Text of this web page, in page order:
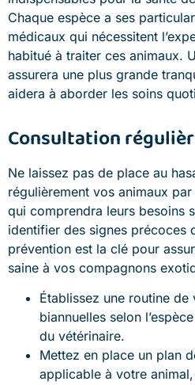
Chaque espèce a ses
médicaux qui nécessitent
habitué à traiter ces animaux.
assurera une plus grande
aidera à aborder les soins
Consultation
Ne laissez pas de place au
régulièrement vos animaux
qui comprendra leurs besoins
identifier des signes précoces
prévention est la clé pour
saine à vos compagnons
Établissez une routine de
biannuelles selon
du vétérinaire.
Mettez en place un plan
applicable à votre